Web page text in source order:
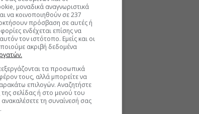
μετην
ενώ τον Δεκέμβριο
στον
βιομηχανία,
αιολικών
μοναδικά αναγνωριστικά
να κοινοποιηθούν σε 237
πρόσβαση σε αυτές ή
ενδέχεται επίσης να
τον ιστότοπο. Εμείς και οι
ακριβή δεδομένα
τα προσωπικά
τους, αλλά μπορείτε να
επιλογών. Αναζητήστε
σελίδας ή στο μενού του
ανακαλέσετε τη συναίνεσή σας